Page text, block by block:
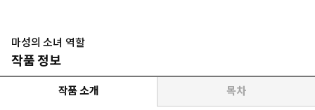
마성의 소녀 역할
작품 정보
작품 소개 목차